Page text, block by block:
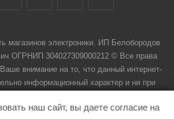
магазинов электроники. ИП Белобородов
ОГРНИП 304027309000212 © Все права
внимание на то, что данный интернет-
информационный характер и ни при
наш сайт, вы даете согласие на